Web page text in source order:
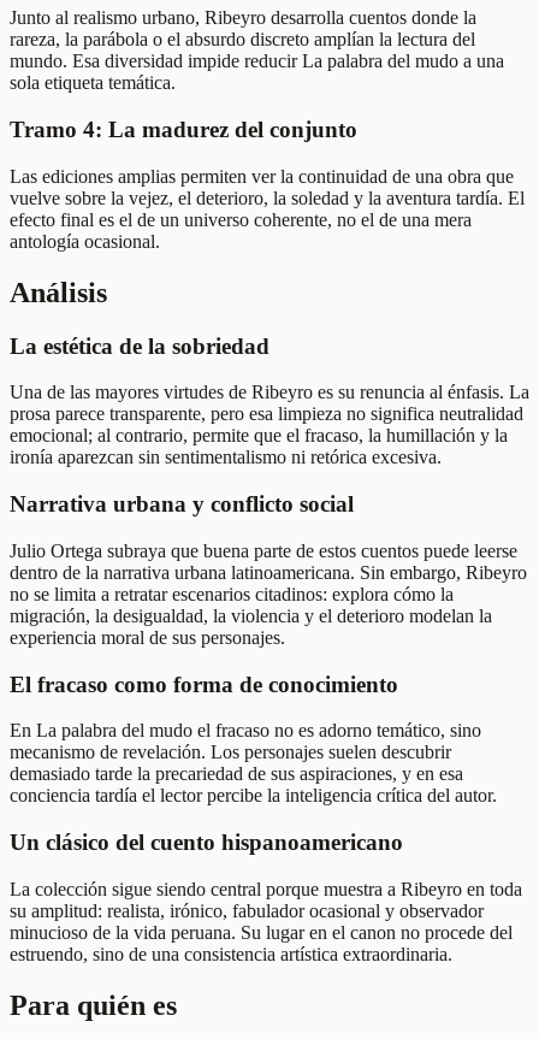
Junto al realismo urbano, Ribeyro desarrolla cuentos donde la
rareza, la parábola o el absurdo discreto amplían la lectura del
mundo. Esa diversidad impide reducir La palabra del mudo a una
sola etiqueta temática.
Tramo 4: La madurez del conjunto
Las ediciones amplias permiten ver la continuidad de una obra que
vuelve sobre la vejez, el deterioro, la soledad y la aventura tardía. El
efecto final es el de un universo coherente, no el de una mera
antología ocasional.
Análisis
La estética de la sobriedad
Una de las mayores virtudes de Ribeyro es su renuncia al énfasis. La
prosa parece transparente, pero esa limpieza no significa neutralidad
emocional; al contrario, permite que el fracaso, la humillación y la
ironía aparezcan sin sentimentalismo ni retórica excesiva.
Narrativa urbana y conflicto social
Julio Ortega subraya que buena parte de estos cuentos puede leerse
dentro de la narrativa urbana latinoamericana. Sin embargo, Ribeyro
no se limita a retratar escenarios citadinos: explora cómo la
migración, la desigualdad, la violencia y el deterioro modelan la
experiencia moral de sus personajes.
El fracaso como forma de conocimiento
En La palabra del mudo el fracaso no es adorno temático, sino
mecanismo de revelación. Los personajes suelen descubrir
demasiado tarde la precariedad de sus aspiraciones, y en esa
conciencia tardía el lector percibe la inteligencia crítica del autor.
Un clásico del cuento hispanoamericano
La colección sigue siendo central porque muestra a Ribeyro en toda
su amplitud: realista, irónico, fabulador ocasional y observador
minucioso de la vida peruana. Su lugar en el canon no procede del
estruendo, sino de una consistencia artística extraordinaria.
Para quién es